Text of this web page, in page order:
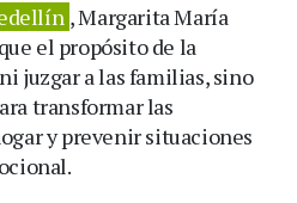
, Margarita María
el propósito de la
juzgar a las familias, sino
transformar las
y prevenir situaciones